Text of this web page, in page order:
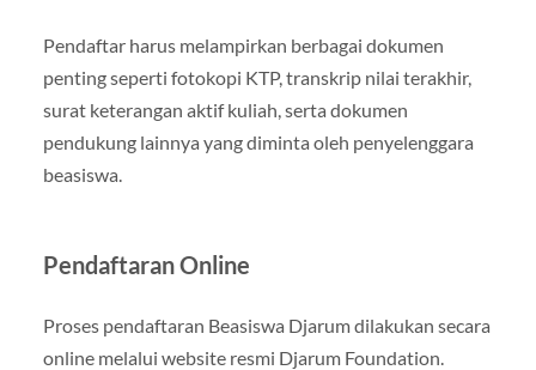
Pendaftar harus melampirkan berbagai dokumen
penting seperti fotokopi KTP, transkrip nilai terakhir,
surat keterangan aktif kuliah, serta dokumen
pendukung lainnya yang diminta oleh penyelenggara
beasiswa.
Pendaftaran Online
Proses pendaftaran Beasiswa Djarum dilakukan secara
online melalui website resmi Djarum Foundation.